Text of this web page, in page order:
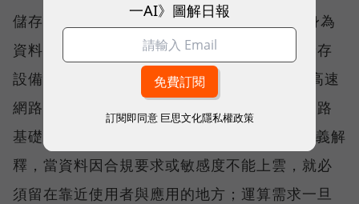
儲存架構大致分為雲端與地端兩塊，QNAP 身為
資料安全的守護者，長期發展的是地端網路儲存
設備（NAS），並擴展至 25GbE、100GbE 高速
網路交換器產品線，提供完整的儲存與高速網路
基礎架構。威聯通科技（QNAP）總經理劉文義解
釋，當資料因合規要求或敏感度不能上雲，就必
須留在靠近使用者與應用的地方；運算需求一旦
一AI》圖解日報
訂閱即同意 巨思文化隱私權政策